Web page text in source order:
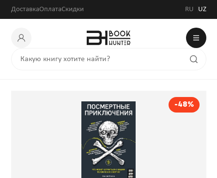
ДоставкаОплатаСкидки RU UZ
-48%